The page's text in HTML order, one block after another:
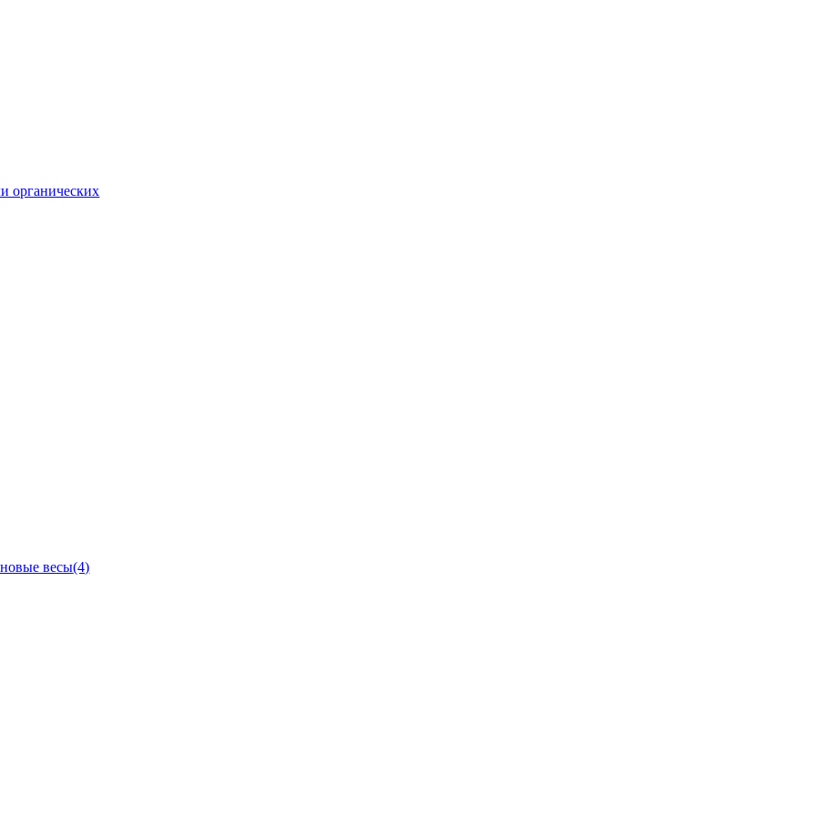
органических
весы(4)